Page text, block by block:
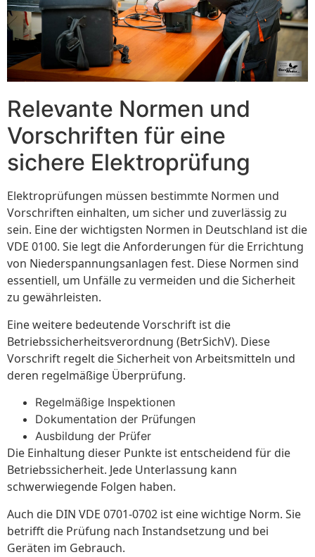
Relevante Normen und
Vorschriften für eine
sichere Elektroprüfung
Elektroprüfungen müssen bestimmte Normen und
Vorschriften einhalten, um sicher und zuverlässig zu
sein. Eine der wichtigsten Normen in Deutschland ist die
VDE 0100. Sie legt die Anforderungen für die Errichtung
von Niederspannungsanlagen fest. Diese Normen sind
essentiell, um Unfälle zu vermeiden und die Sicherheit
zu gewährleisten.
Eine weitere bedeutende Vorschrift ist die
Betriebssicherheitsverordnung (BetrSichV). Diese
Vorschrift regelt die Sicherheit von Arbeitsmitteln und
deren regelmäßige Überprüfung.
Regelmäßige Inspektionen
Dokumentation der Prüfungen
Ausbildung der Prüfer
Die Einhaltung dieser Punkte ist entscheidend für die
Betriebssicherheit. Jede Unterlassung kann
schwerwiegende Folgen haben.
Auch die DIN VDE 0701-0702 ist eine wichtige Norm. Sie
betrifft die Prüfung nach Instandsetzung und bei
Geräten im Gebrauch.